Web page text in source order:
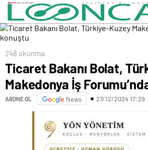
248 okunma
Ticaret Bakanı Bolat,
Makedonya İş
ABONE OL News 27/12/2024 17:29